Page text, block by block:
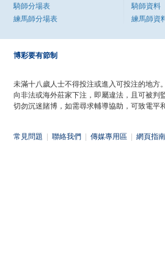
騎師分場表
練馬師分場表
騎師資料
練馬師資
博彩要有節制
未滿十八歲人士不得投注或進入可投注的地方。
向非法或海外莊家下注，即屬違法，且可被判監
切勿沉迷賭博，如需尋求輔導協助，可致電平
常見問題 聯絡我們 傳媒專用區 網頁指南